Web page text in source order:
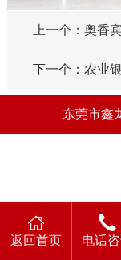
上一个：奥香
下一个：农业
东莞市鑫
返回首页 电话